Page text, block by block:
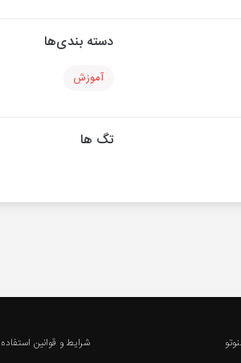
دسته بندی‌ها
آموزش
تگ ها
شرایط و قوانین استفاده